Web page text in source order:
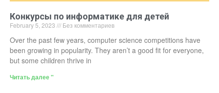
Конкурсы по информатике для детей
February 5, 2023 Без комментариев
Over the past few years, computer science competitions have
been growing in popularity. They aren’t a good fit for everyone,
but some children thrive in
Читать далее "